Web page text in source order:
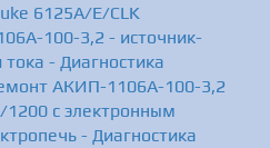
6125A/E/CLK
100-3,2 - источник-
- Диагностика
АКИП-1106A-100-3,2
с электронным
- Диагностика